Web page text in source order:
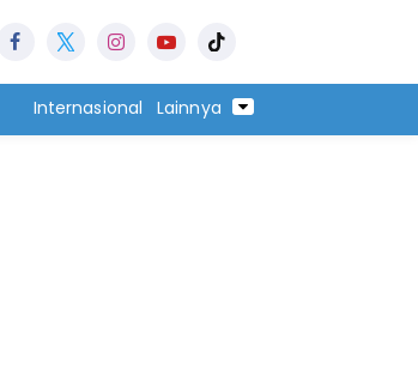
Internasional Lainnya